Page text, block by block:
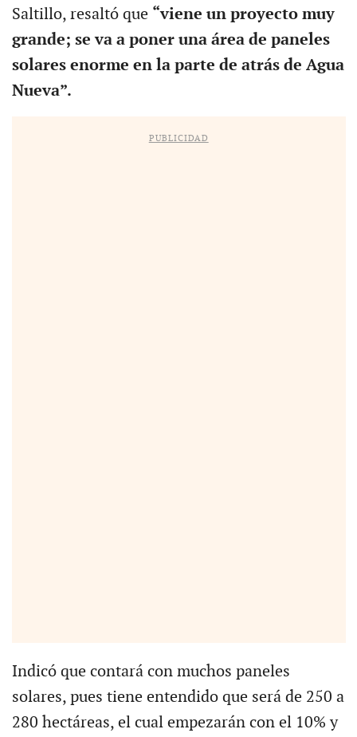
Saltillo, resaltó que “viene un proyecto muy
grande; se va a poner una área de paneles
solares enorme en la parte de atrás de Agua
Nueva”.
PUBLICIDAD
Indicó que contará con muchos paneles
solares, pues tiene entendido que será de 250 a
280 hectáreas, el cual empezarán con el 10% y